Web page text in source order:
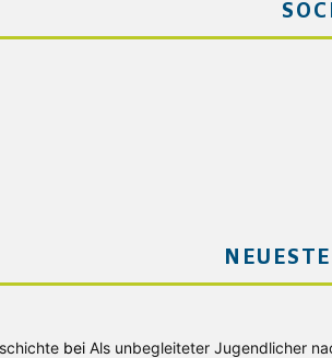
bei Als unbegleiteter Jugendlicher